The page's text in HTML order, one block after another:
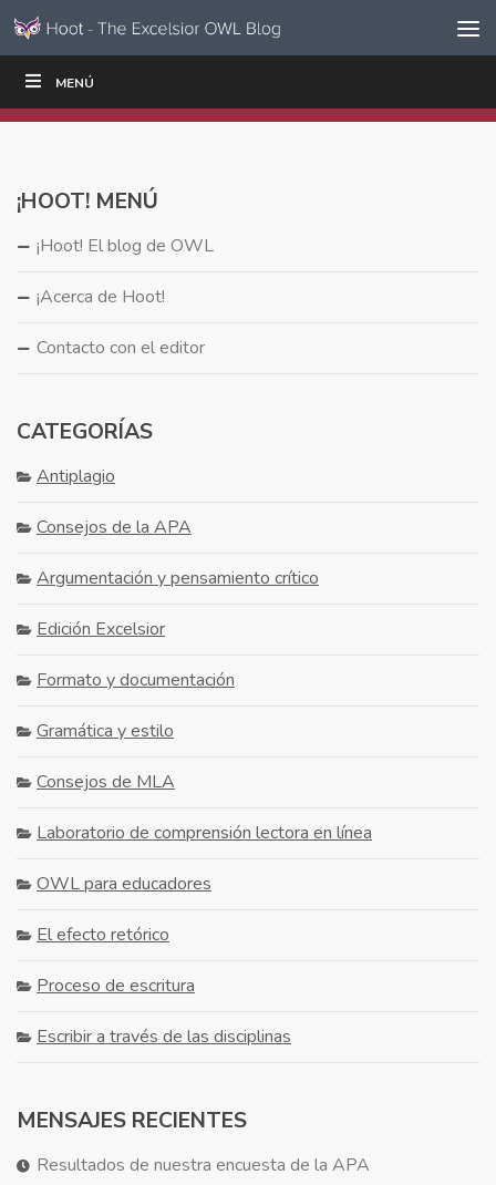
Ir al contenido
navegación
MENÚ
ESCRIBIR
¡HOOT! MENÚ
¡Hoot! El blog de OWL
¡Acerca de Hoot!
Contacto con el editor
CATEGORÍAS
Antiplagio
Consejos de la APA
Argumentación y pensamiento crítico
Edición Excelsior
Formato y documentación
Gramática y estilo
Consejos de MLA
Laboratorio de comprensión lectora en línea
OWL para educadores
El efecto retórico
Proceso de escritura
Escribir a través de las disciplinas
MENSAJES RECIENTES
Resultados de nuestra encuesta de la APA